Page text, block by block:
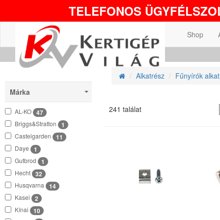
TELEFONOS
Shop
Márka
AL-KO 47
Briggs&Stratton 1
Castelgarden 11
Daye 1
Gutbrod 1
Hecht 32
Husqvarna 14
Kasei 2
Kínai 10
Alkatrész Fűnyírók
241 találat